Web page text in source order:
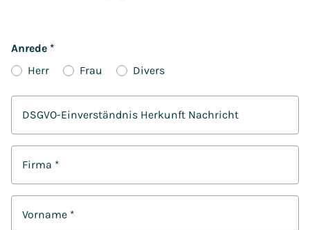
Anrede *
Herr
Frau Divers
DSGVO-Einverständnis Herkunft Nachricht
Firma *
Vorname *